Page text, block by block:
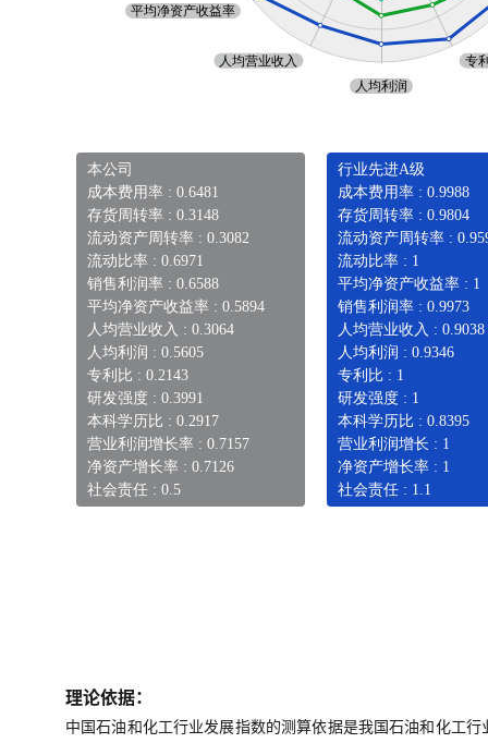
本公司
成本费用率 : 0.6481
存货周转率 : 0.3148
流动资产周转率 : 0.3082
流动比率 : 0.6971
销售利润率 : 0.6588
平均净资产收益率 : 0.5894
人均营业收入 : 0.3064
人均利润 : 0.5605
专利比 : 0.2143
研发强度 : 0.3991
本科学历比 : 0.2917
营业利润增长率 : 0.7157
净资产增长率 : 0.7126
社会责任 : 0.5
行业先进A级
成本费用率 : 0.9988
存货周转率 : 0.9804
流动资产周转率 :
流动比率 : 1
平均净资产收益率 : 1
销售利润率 : 0.9973
人均营业收入 : 0.9038
人均利润 : 0.9346
专利比 : 1
研发强度 : 1
本科学历比 : 0.8395
营业利润增长 : 1
净资产增长率 : 1
社会责任 : 1.1
理论依据：
中国石油和化工行业发展指数的测算依据是我国石油和化工